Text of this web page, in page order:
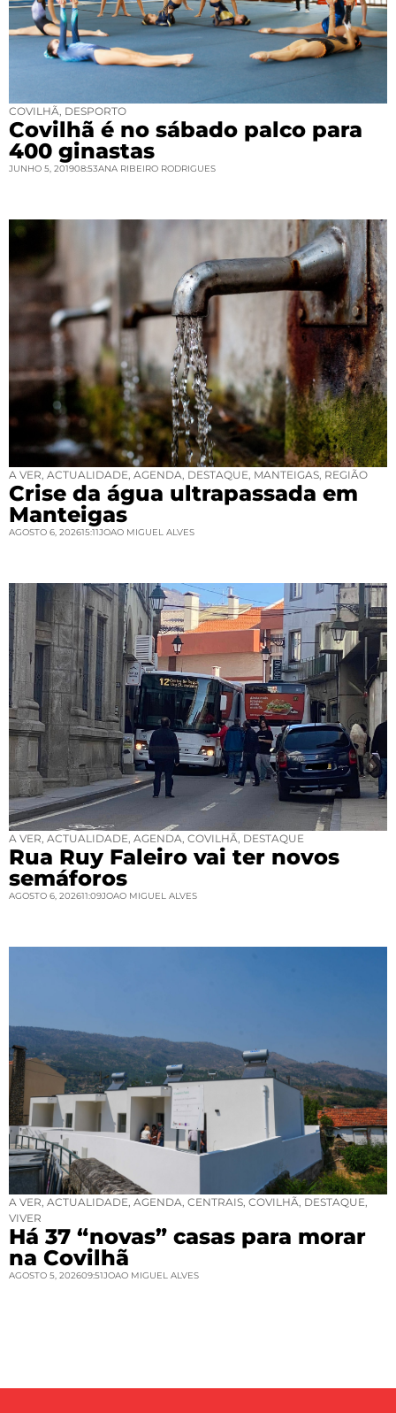
COVILHÃ DESPORTO
Covilhã é no sábado palco para
400 ginastas
JUNHO 5, 201908:53ANA RIBEIRO RODRIGUES
A VER ACTUALIDADE AGENDA DESTAQUE MANTEIGAS REGIÃO
Crise da água ultrapassada em
Manteigas
AGOSTO 6, 202615:11JOAO MIGUEL ALVES
A VER ACTUALIDADE AGENDA COVILHÃ DESTAQUE
Rua Ruy Faleiro vai ter novos
semáforos
AGOSTO 6, 202611:09JOAO MIGUEL ALVES
A VER ACTUALIDADE AGENDA CENTRAIS COVILHÃ DESTAQUE
VIVER
Há 37 “novas” casas para morar
na Covilhã
AGOSTO 5, 202609:51JOAO MIGUEL ALVES